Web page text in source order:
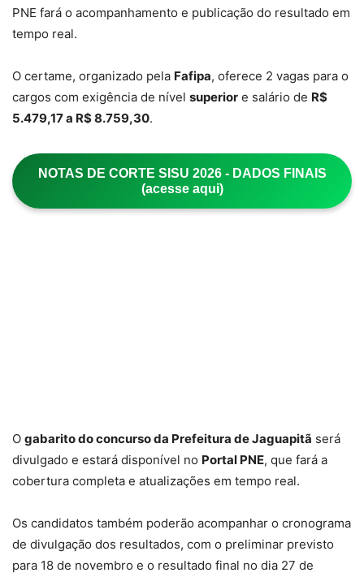
PNE fará o acompanhamento e publicação do resultado em
tempo real.
O certame, organizado pela Fafipa, oferece 2 vagas para o
cargos com exigência de nível superior e salário de R$
5.479,17 a R$ 8.759,30.
NOTAS DE CORTE SISU 2026 - DADOS FINAIS
(acesse aqui)
O gabarito do concurso da Prefeitura de Jaguapitã será
divulgado e estará disponível no Portal PNE, que fará a
cobertura completa e atualizações em tempo real.
Os candidatos também poderão acompanhar o cronograma
de divulgação dos resultados, com o preliminar previsto
para 18 de novembro e o resultado final no dia 27 de